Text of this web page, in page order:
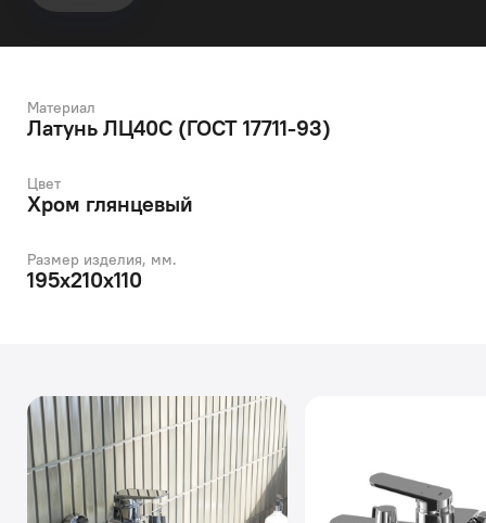
Материал
Латунь ЛЦ40C (ГОСТ 17711-93)
Цвет
Хром глянцевый
Размер изделия, мм.
195x210x110